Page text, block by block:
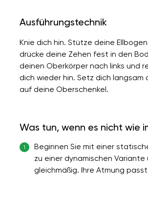
Ausführungstechnik
Knie dich hin. Stütze deine
drücke deine Zehen fest in den
deinen Oberkörper nach links und
dich wieder hin. Setz dich
auf deine Oberschenkel.
Was tun, wenn es nicht wie
1
Beginnen Sie mit einer
zu einer dynamischen
gleichmäßig. Ihre Atmung